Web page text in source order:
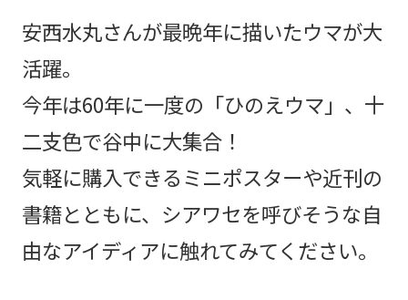
安西水丸さんが最晩年に描いたウマが大
活躍。
今年は60年に一度の「ひのえウマ」、十
二支色で谷中に大集合！
気軽に購入できるミニポスターや近刊の
書籍とともに、シアワセを呼びそうな自
由なアイディアに触れてみてください。